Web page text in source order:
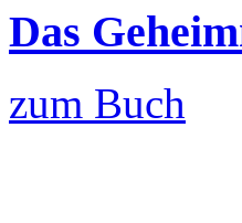
Das
zum Buch